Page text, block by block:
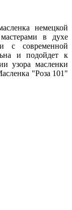
немецкой
в духе
с современной
и подойдет к
узора масленки
"Роза 101"